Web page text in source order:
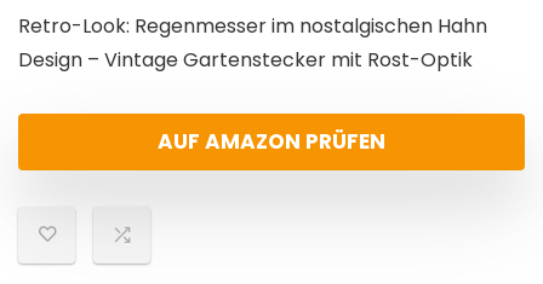
Retro-Look: Regenmesser im nostalgischen Hahn
Design – Vintage Gartenstecker mit Rost-Optik
AUF AMAZON PRÜFEN